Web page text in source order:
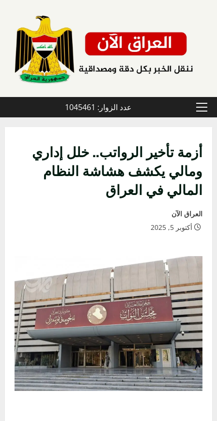
القائمة
عدد الزوار: 1045461
أزمة تأخير الرواتب.. خلل إداري
ومالي يكشف هشاشة النظام
المالي في العراق
العراق الآن
أكتوبر 5, 2025